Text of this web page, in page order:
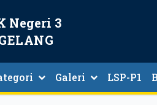
Negeri 3
Galeri LSP-P1